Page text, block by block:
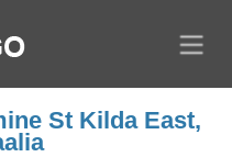
St Kilda East,